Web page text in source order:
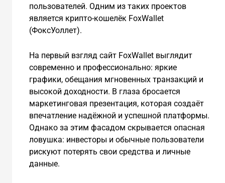
пользователей. Одним из таких проектов
является крипто-кошелёк FoxWallet
(ФоксУоллет).
На первый взгляд сайт FoxWallet выглядит
современно и профессионально: яркие
графики, обещания мгновенных транзакций и
высокой доходности. В глаза бросается
маркетинговая презентация, которая создаёт
впечатление надёжной и успешной платформы.
Однако за этим фасадом скрывается опасная
ловушка: инвесторы и обычные пользователи
рискуют потерять свои средства и личные
данные.